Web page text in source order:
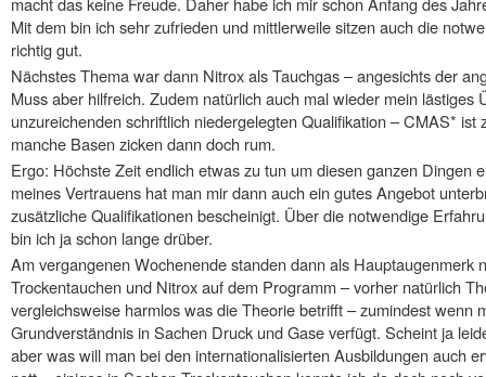
Mit dem bin ich sehr zufrieden und mittlerweile sitzen auch die
richtig gut.
Nächstes Thema war dann Nitrox als Tauchgas – angesichts der
Muss aber hilfreich. Zudem natürlich auch mal wieder mein lästiges
unzureichenden schriftlich niedergelegten Qualifikation – CMAS*
manche Basen zicken dann doch rum.
Ergo: Höchste Zeit endlich etwas zu tun um diesen ganzen Dingen
meines Vertrauens hat man mir dann auch ein gutes Angebot
zusätzliche Qualifikationen bescheinigt. Über die notwendige
bin ich ja schon lange drüber.
Am vergangenen Wochenende standen dann als Hauptaugenmerk
Trockentauchen und Nitrox auf dem Programm – vorher natürlich
vergleichsweise harmlos was die Theorie betrifft – zumindest wenn
Grundverständnis in Sachen Druck und Gase verfügt. Scheint ja
aber was will man bei den internationalisierten Ausbildungen auch